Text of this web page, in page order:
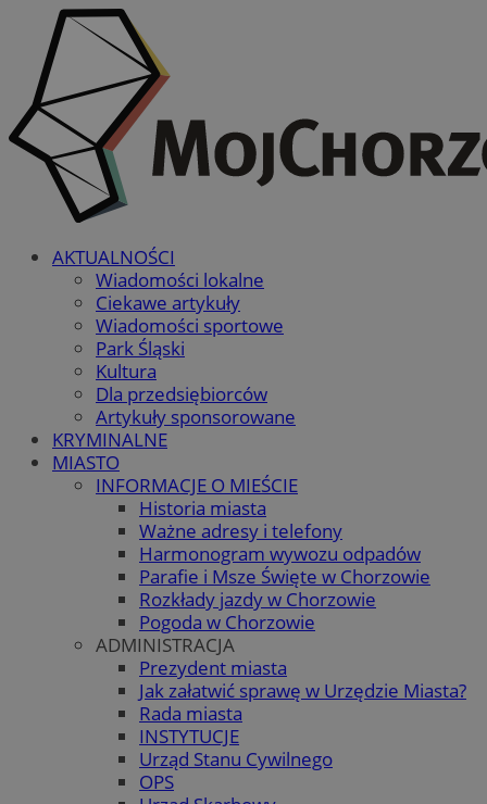
AKTUALNOŚCI
Wiadomości lokalne
Ciekawe artykuły
Wiadomości sportowe
Park Śląski
Kultura
Dla przedsiębiorców
Artykuły sponsorowane
KRYMINALNE
MIASTO
INFORMACJE O MIEŚCIE
Historia miasta
Ważne adresy i telefony
Harmonogram wywozu odpadów
Parafie i Msze Święte w Chorzowie
Rozkłady jazdy w Chorzowie
Pogoda w Chorzowie
ADMINISTRACJA
Prezydent miasta
Jak załatwić sprawę w Urzędzie Miasta?
Rada miasta
INSTYTUCJE
Urząd Stanu Cywilnego
OPS